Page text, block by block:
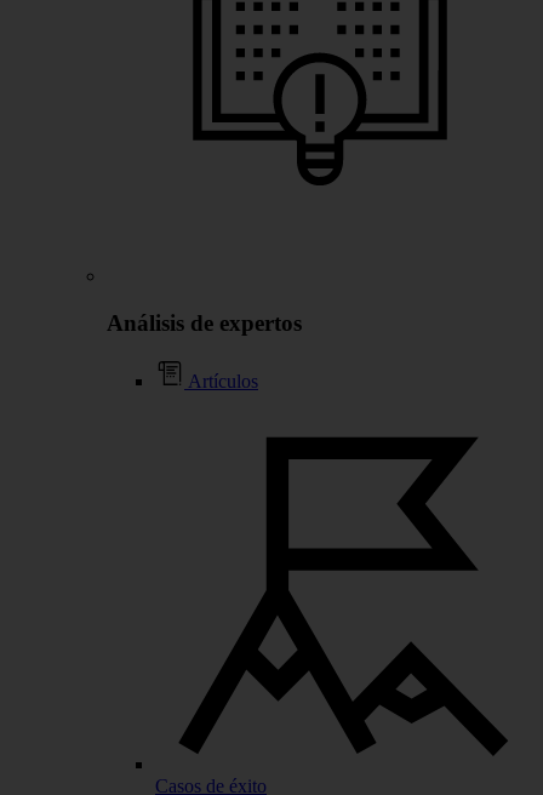
Análisis de expertos
Artículos
Casos de éxito